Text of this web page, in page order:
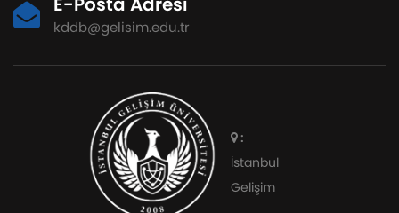
kddb@gelisim.edu.tr
:
İstanbul
Gelişim